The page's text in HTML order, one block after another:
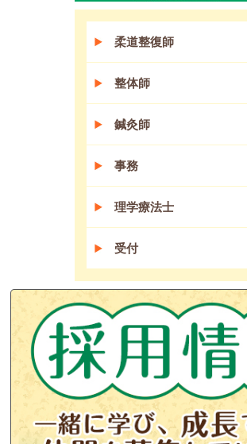
柔道整復師
整体師
鍼灸師
事務
理学療法士
受付